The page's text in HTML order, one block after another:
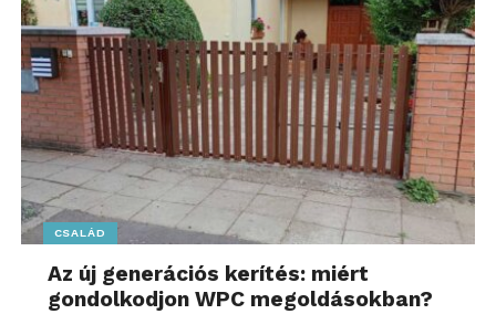
CSALÁD
Az új generációs kerítés: miért
gondolkodjon WPC megoldásokban?